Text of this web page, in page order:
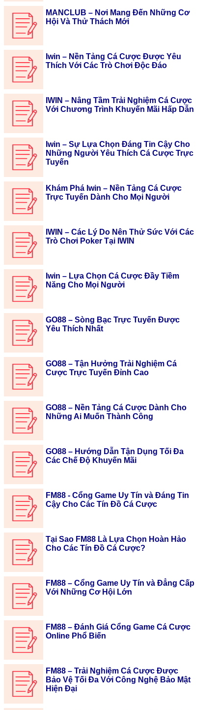
MANCLUB – Nơi Mang Đến Những Cơ
Hội Và Thử Thách Mới
Iwin – Nền Tảng Cá Cược Được Yêu
Thích Với Các Trò Chơi Độc Đáo
IWIN – Nâng Tầm Trải Nghiệm Cá Cược
Với Chương Trình Khuyến Mãi Hấp Dẫn
Iwin – Sự Lựa Chọn Đáng Tin Cậy Cho
Những Người Yêu Thích Cá Cược Trực
Tuyến
Khám Phá Iwin – Nền Tảng Cá Cược
Trực Tuyến Dành Cho Mọi Người
IWIN – Các Lý Do Nên Thử Sức Với Các
Trò Chơi Poker Tại IWIN
Iwin – Lựa Chọn Cá Cược Đầy Tiềm
Năng Cho Mọi Người
GO88 – Sòng Bạc Trực Tuyến Được
Yêu Thích Nhất
GO88 – Tận Hưởng Trải Nghiệm Cá
Cược Trực Tuyến Đỉnh Cao
GO88 – Nền Tảng Cá Cược Dành Cho
Những Ai Muốn Thành Công
GO88 – Hướng Dẫn Tận Dụng Tối Đa
Các Chế Độ Khuyến Mãi
FM88 - Cổng Game Uy Tín và Đáng Tin
Cậy Cho Các Tín Đồ Cá Cược
Tại Sao FM88 Là Lựa Chọn Hoàn Hảo
Cho Các Tín Đồ Cá Cược?
FM88 – Cổng Game Uy Tín và Đẳng Cấp
Với Những Cơ Hội Lớn
FM88 – Đánh Giá Cổng Game Cá Cược
Online Phổ Biến
FM88 – Trải Nghiệm Cá Cược Được
Bảo Vệ Tối Đa Với Công Nghệ Bảo Mật
Hiện Đại